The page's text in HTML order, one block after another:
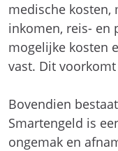
medische
inkomen, reis- en
mogelijke kosten
vast. Dit
Bovendien
Smartengeld is
ongemak en